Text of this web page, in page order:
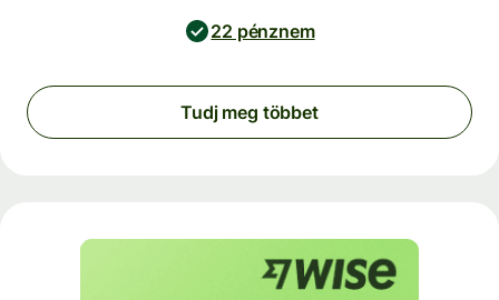
22 pénznem
Tudj meg többet